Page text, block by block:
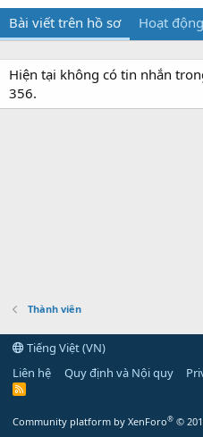
Bài viết trên hồ sơ Hoạt
Hiện tại không có tin nhắn
356.
Thành viên
Tiếng Việt (VN)
Liên hệ
Quy định và Nội quy
R
Community platform by XenForo® ©